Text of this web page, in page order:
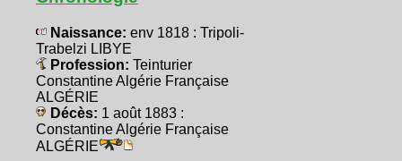
Naissance: env 1818 : Tripoli-
Trabelzi LIBYE
Profession: Teinturier
Constantine Algérie Française
ALGÉRIE
Décès: 1 août 1883 :
Constantine Algérie Française
ALGÉRIE